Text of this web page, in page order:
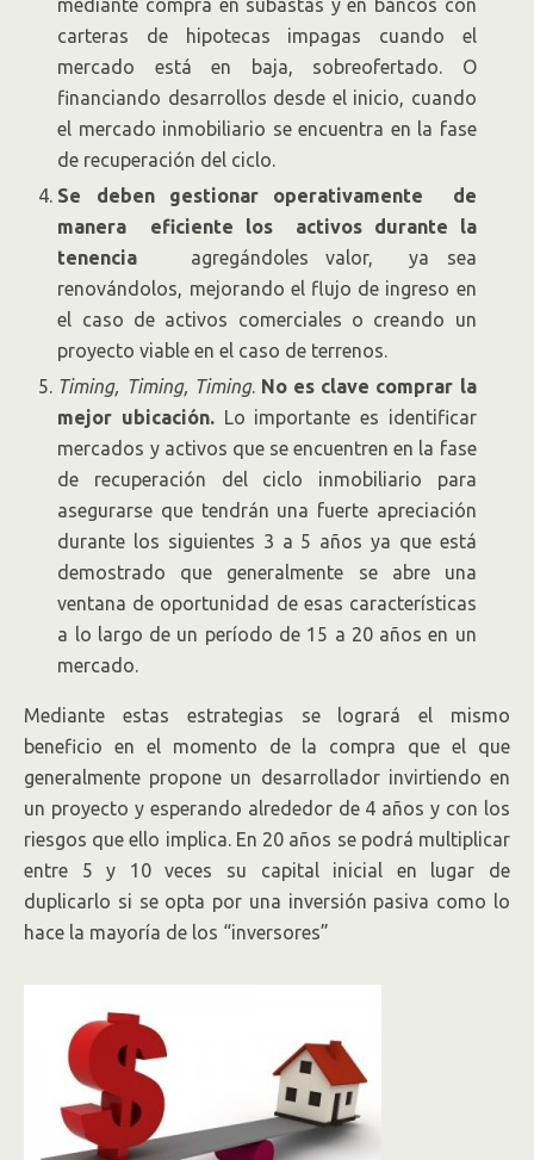
mediante compra en subastas y en bancos con
carteras de hipotecas impagas cuando el
mercado está en baja, sobreofertado. O
financiando desarrollos desde el inicio, cuando
el mercado inmobiliario se encuentra en la fase
de recuperación del ciclo.
Se deben gestionar operativamente de
manera eficiente los activos durante la
tenencia agregándoles valor, ya sea
renovándolos, mejorando el flujo de ingreso en
el caso de activos comerciales o creando un
proyecto viable en el caso de terrenos.
Timing, Timing, Timing. No es clave comprar la
mejor ubicación. Lo importante es identificar
mercados y activos que se encuentren en la fase
de recuperación del ciclo inmobiliario para
asegurarse que tendrán una fuerte apreciación
durante los siguientes 3 a 5 años ya que está
demostrado que generalmente se abre una
ventana de oportunidad de esas características
a lo largo de un período de 15 a 20 años en un
mercado.
Mediante estas estrategias se logrará el mismo
beneficio en el momento de la compra que el que
generalmente propone un desarrollador invirtiendo en
un proyecto y esperando alrededor de 4 años y con los
riesgos que ello implica. En 20 años se podrá multiplicar
entre 5 y 10 veces su capital inicial en lugar de
duplicarlo si se opta por una inversión pasiva como lo
hace la mayoría de los “inversores”